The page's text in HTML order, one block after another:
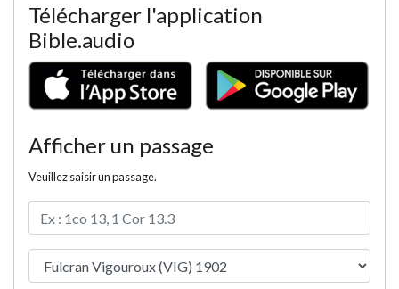
Télécharger l'application
Bible.audio
Afficher un passage
Veuillez saisir un passage.